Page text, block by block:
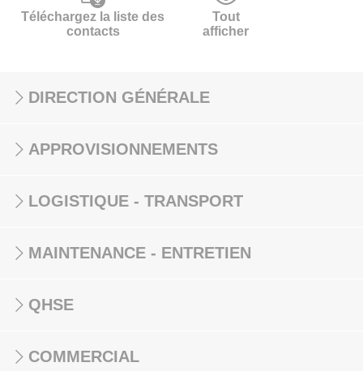
Téléchargez la liste des
contacts
Tout
afficher
DIRECTION GÉNÉRALE
APPROVISIONNEMENTS
LOGISTIQUE - TRANSPORT
MAINTENANCE - ENTRETIEN
QHSE
COMMERCIAL